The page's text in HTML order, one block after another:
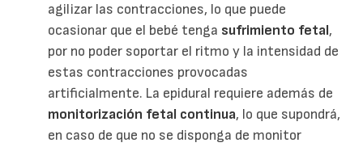
agilizar las contracciones, lo que puede
ocasionar que el bebé tenga sufrimiento fetal,
por no poder soportar el ritmo y la intensidad de
estas contracciones provocadas
artificialmente. La epidural requiere además de
monitorización fetal continua, lo que supondrá,
en caso de que no se disponga de monitor